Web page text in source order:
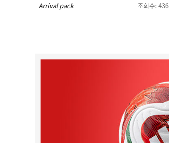
Arrival pack 조회수: 436